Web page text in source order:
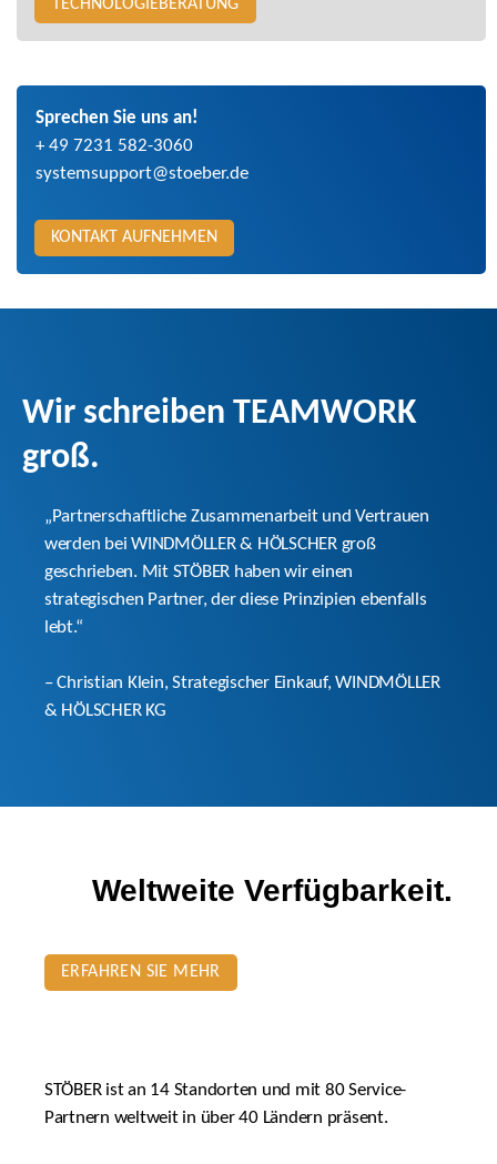
TECHNOLOGIEBERATUNG
Sprechen Sie uns an!
+ 49 7231 582-3060
systemsupport@stoeber.de
KONTAKT AUFNEHMEN
Wir schreiben TEAMWORK
groß.
„Partnerschaftliche Zusammenarbeit und Vertrauen
werden bei WINDMÖLLER & HÖLSCHER groß
geschrieben. Mit STÖBER haben wir einen
strategischen Partner, der diese Prinzipien ebenfalls
lebt.“
– Christian Klein, Strategischer Einkauf, WINDMÖLLER
& HÖLSCHER KG
Weltweite Verfügbarkeit.
ERFAHREN SIE MEHR
STÖBER ist an 14 Standorten und mit 80 Service-
Partnern weltweit in über 40 Ländern präsent.